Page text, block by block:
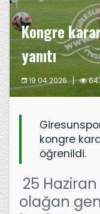
Kongre
yanıtı
19.04.2026
kongre
öğrenildi.
25 Haziran
olağan